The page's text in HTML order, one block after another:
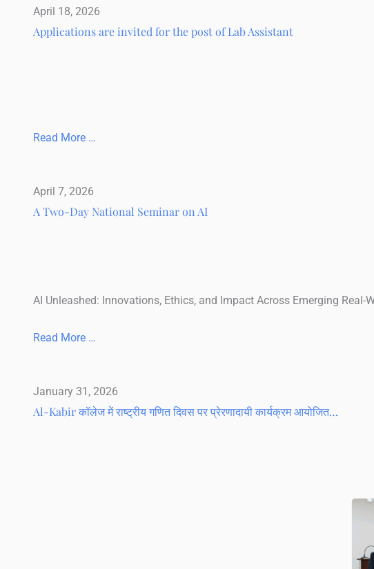
April 18, 2026
Applications are invited for the post of Lab Assistant
Read More …
April 7, 2026
A Two-Day National Seminar on AI
AI Unleashed: Innovations, Ethics, and Impact Across Emerging
Read More …
January 31, 2026
Al-Kabir कॉलेज में राष्ट्रीय गणित दिवस पर प्रेरणादायी कार्यक्रम आयोजित…